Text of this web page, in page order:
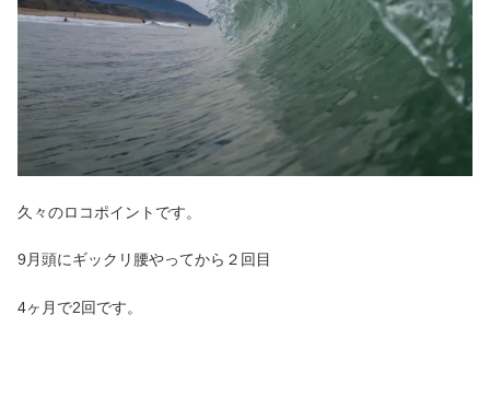
久々のロコポイントです。
9月頭にギックリ腰やってから２回目
4ヶ月で2回です。